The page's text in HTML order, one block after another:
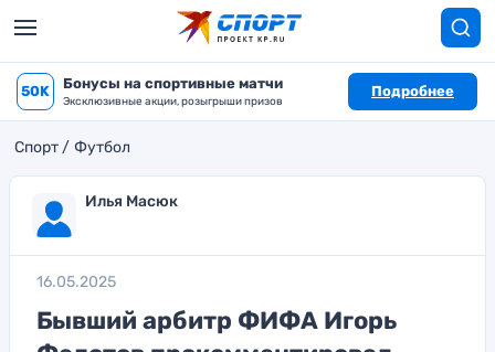
50K Бонусы на спортивные матчи
Эксклюзивные акции, розыгрыши призов
Подробнее
Спорт Футбол
Илья Масюк
16.05.2025
Бывший арбитр ФИФА Игорь